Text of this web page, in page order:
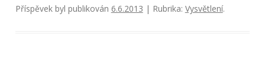
Příspěvek byl publikován 6.6.2013 | Rubrika: Vysvětlení.